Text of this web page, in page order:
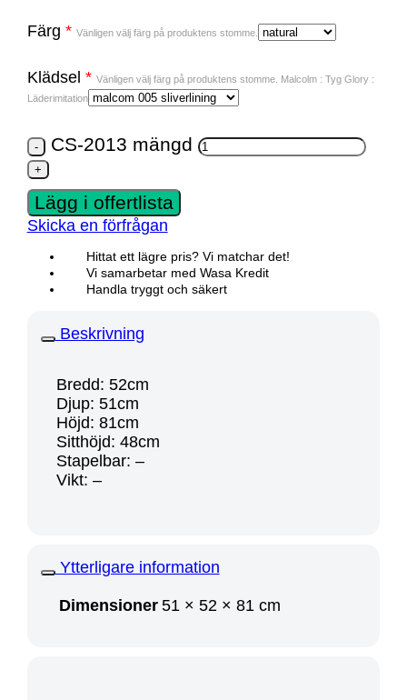
Färg * Vänligen välj färg på produktens stomme.
Klädsel * Vänligen välj färg på produktens stomme. Malcolm : Tyg Glory :
Läderimitation
CS-2013 mängd
Lägg i offertlista
Skicka en förfrågan
Hittat ett lägre pris? Vi matchar det!
Vi samarbetar med Wasa Kredit
Handla tryggt och säkert
Beskrivning
Bredd: 52cm
Djup: 51cm
Höjd: 81cm
Sitthöjd: 48cm
Stapelbar: –
Vikt: –
Ytterligare information
Dimensioner 51 × 52 × 81 cm